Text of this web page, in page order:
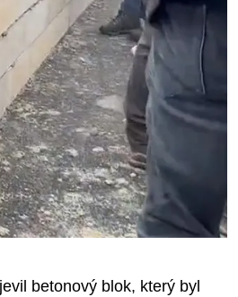
betonový blok, který byl